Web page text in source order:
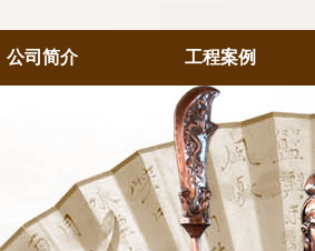
公司简介 工程案例